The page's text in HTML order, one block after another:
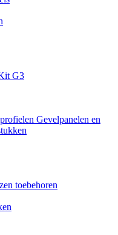
G3
Gevelpanelen en
toebehoren